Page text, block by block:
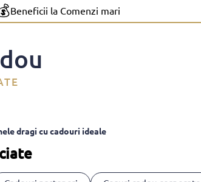
Beneficii la Comenzi mari
dragi cu cadouri ideale